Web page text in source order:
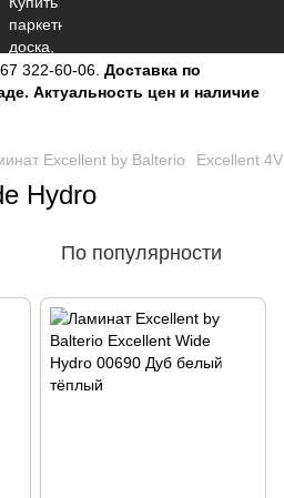
322-60-06. Доставка по
Актуальность цен и наличие
Excellent by Balterio Excellent
Hydro
По популярности